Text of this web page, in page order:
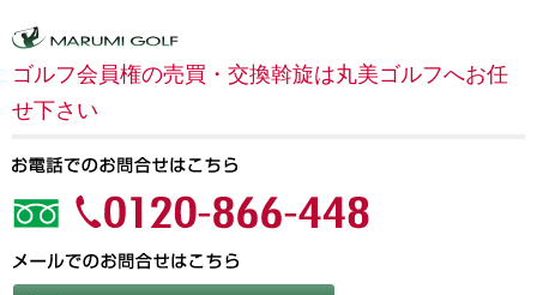
ゴルフ会員権の売買・交換斡旋は丸美ゴルフへお任
せ下さい